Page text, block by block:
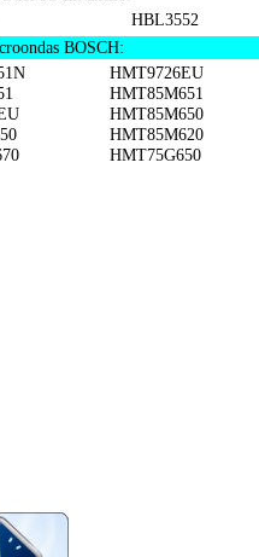
HBL3552
BOSCH:
HMT9726EU
HMT85M651
HMT85M650
HMT85M620
HMT75G650